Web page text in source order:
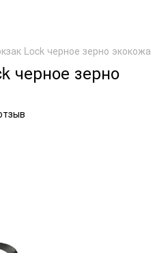
Lock черное зерно экокожа
черное зерно